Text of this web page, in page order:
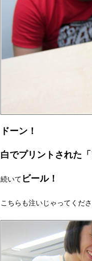
ドーン！
白でプリントされた「
続いて ビール！
こちらも注いじゃってくださ